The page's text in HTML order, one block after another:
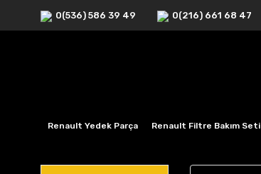
0(536) 586 39 49 0(216) 661 68 47
Renault Yedek Parça Renault Filtre Bakım Seti